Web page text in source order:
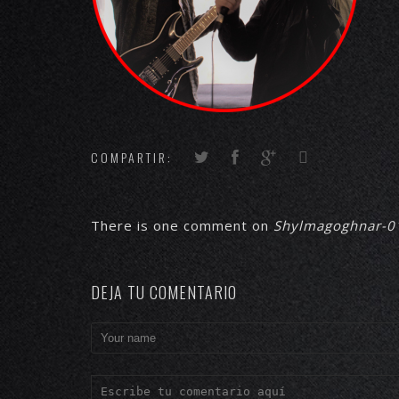
COMPARTIR:
There is one comment on Shylmagoghnar-
DEJA TU COMENTARIO